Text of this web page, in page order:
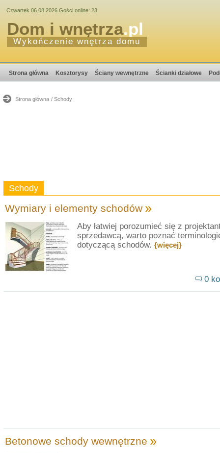
Czwartek 06.08.2026 Gości online: 23
Dom i wnętrza.pl
Wykończenie wnętrza domu
Strona główna Kosztorysy Ściany wewnętrzne Ścianki działowe
Strona główna / Schody
Schody
Wymiary i elementy schodów
Aby łatwiej porozumieć się z
sprzedawcą, warto poznać
dotyczącą schodów. {więcej}
0
Betonowe schody wewnętrzne